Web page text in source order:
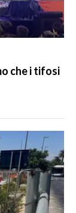
che i tifosi